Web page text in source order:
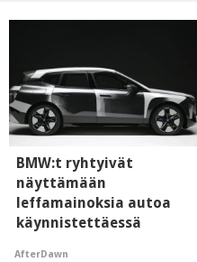
BMW:t ryhtyivät
näyttämään
leffamainoksia autoa
käynnistettäessä
AfterDawn